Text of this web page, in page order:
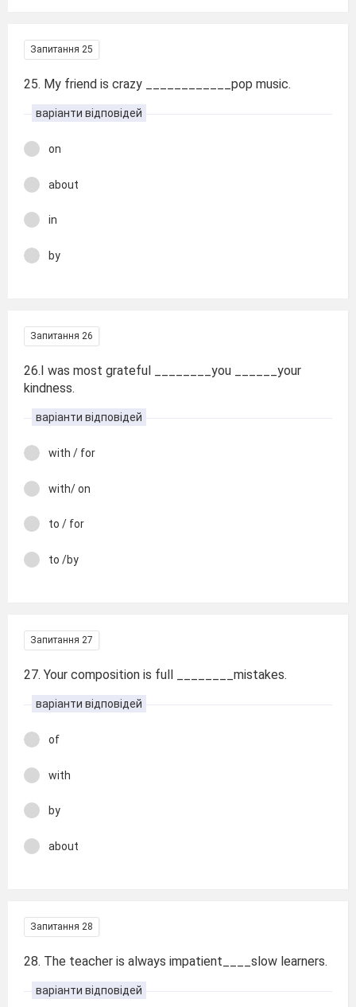
Запитання 25
25. My friend is crazy ____________pop music.
варіанти відповідей
on
about
in
by
Запитання 26
26.I was most grateful ________you ______your
kindness.
варіанти відповідей
with / for
with/ on
to / for
to /by
Запитання 27
27. Your composition is full ________mistakes.
варіанти відповідей
of
with
by
about
Запитання 28
28. The teacher is always impatient____slow learners.
варіанти відповідей